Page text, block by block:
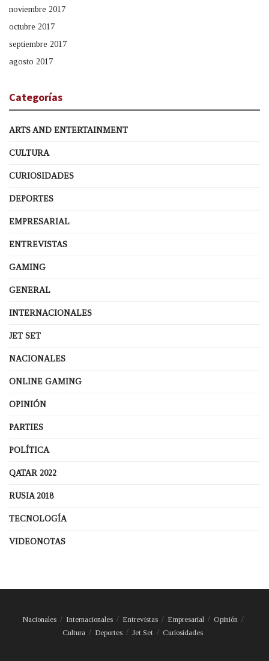
noviembre 2017
octubre 2017
septiembre 2017
agosto 2017
Categorías
ARTS AND ENTERTAINMENT
CULTURA
CURIOSIDADES
DEPORTES
EMPRESARIAL
ENTREVISTAS
GAMING
GENERAL
INTERNACIONALES
JET SET
NACIONALES
ONLINE GAMING
OPINIÓN
PARTIES
POLÍTICA
QATAR 2022
RUSIA 2018
TECNOLOGÍA
VIDEONOTAS
Nacionales Internacionales Entrevistas Empresarial
Opinión
Cultura
Deportes Jet Set Curiosidades